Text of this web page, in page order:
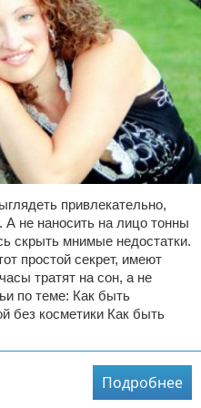
привлекательно,
не наносить на лицо тонны
скрыть мнимые недостатки.
простой секрет, имеют
тратят на сон, а не
по теме: Как быть
без косметики Как быть
Подробнее